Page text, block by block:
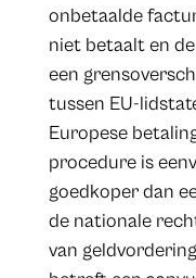
onbetaalde
niet betaalt en
een
tussen EU-
Europese
procedure is
goedkoper dan
de nationale
van